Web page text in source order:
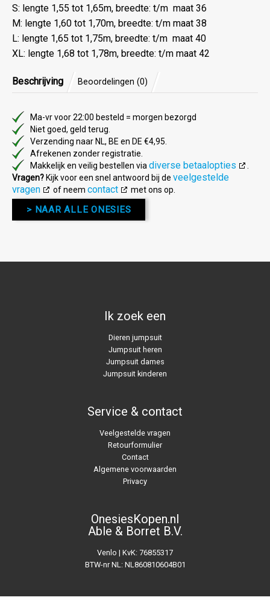
S: lengte 1,55 tot 1,65m, breedte: t/m maat 36
M: lengte 1,60 tot 1,70m, breedte: t/m maat 38
L: lengte 1,65 tot 1,75m, breedte: t/m maat 40
XL: lengte 1,68 tot 1,78m, breedte: t/m maat 42
Beschrijving Beoordelingen (0)
Ma-vr voor 22:00 besteld = morgen bezorgd
Niet goed, geld terug.
Verzending naar NL, BE en DE €4,95.
Afrekenen zonder registratie.
Makkelijk en veilig bestellen via diverse betaalopties
Vragen? Kijk voor een snel antwoord bij de veelgestelde
vragen
of neem contact met ons op.
> NAAR ALLE ONESIES
Ik zoek een
Dieren jumpsuit
Jumpsuit heren
Jumpsuit dames
Jumpsuit kinderen
Service & contact
Veelgestelde vragen
Retourformulier
Contact
Algemene voorwaarden
Privacy
OnesiesKopen.nl
Able & Borret B.V.
Venlo | KvK: 76855317
BTW-nr NL: NL860810604B01